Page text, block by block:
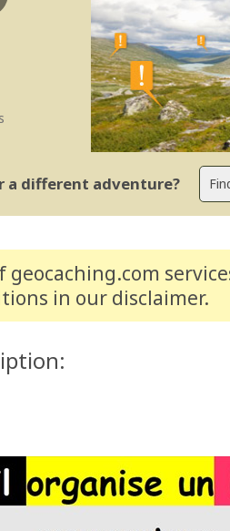
a different adventure?
geocaching.com
in our disclaimer.